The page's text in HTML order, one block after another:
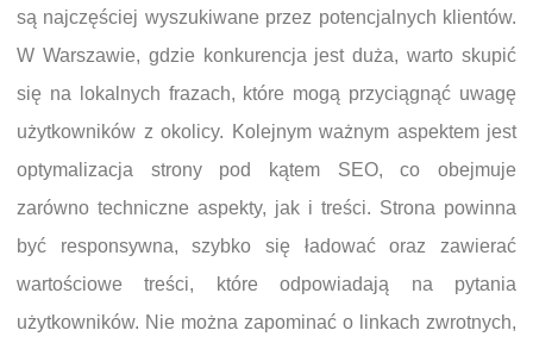
są najczęściej wyszukiwane przez potencjalnych klientów.
W Warszawie, gdzie konkurencja jest duża, warto skupić
się na lokalnych frazach, które mogą przyciągnąć uwagę
użytkowników z okolicy. Kolejnym ważnym aspektem jest
optymalizacja strony pod kątem SEO, co obejmuje
zarówno techniczne aspekty, jak i treści. Strona powinna
być responsywna, szybko się ładować oraz zawierać
wartościowe treści, które odpowiadają na pytania
użytkowników. Nie można zapominać o linkach zwrotnych,